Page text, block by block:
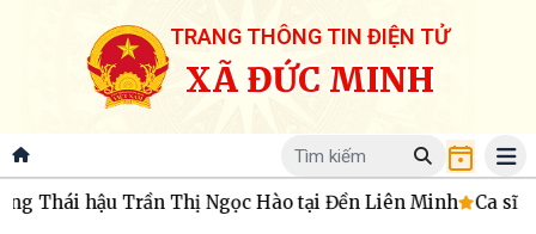
TRANG THÔNG TIN ĐIỆN TỬ
XÃ ĐỨC MINH
Trần Thị Ngọc Hào tại Đền Liên Minh Ca sĩ Phạm